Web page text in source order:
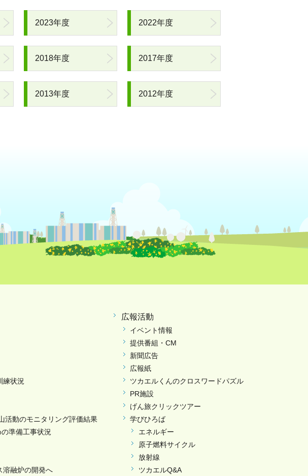
2023年度 2022年度
2018年度 2017年度
2013年度 2012年度
練状況
活動のモニタリング評価結果
準備工事状況
溶融炉の開発へ
広報活動
イベント情報
提供番組・CM
新聞広告
広報紙
ツカエルくんのクロスワードパズル
PR施設
げん旅クリックツアー
学びひろば
エネルギー
原子燃料サイクル
放射線
ツカエルQ&A